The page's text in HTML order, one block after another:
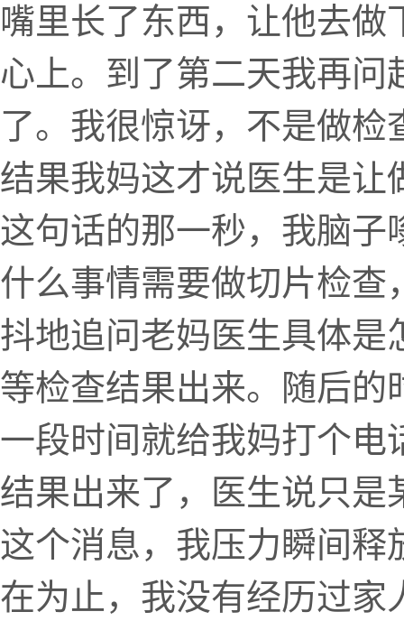
嘴里长了东西，让他去
心上。到了第二天我再
了。我很惊讶，不是做
结果我妈这才说医生是让
这句话的那一秒，我脑
什么事情需要做切片检查
抖地追问老妈医生具体是
等检查结果出来。随后的
一段时间就给我妈打个电
结果出来了，医生说只是
这个消息，我压力瞬间
在为止，我没有经历过家